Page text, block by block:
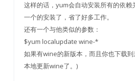
这样的话，yum会自动安装所有的依赖
一个的安装了，省了好多工作。
还有一个与他类似的参数：
$yum localupdate wine-*
如果有wine的新版本，而且你也下载
本地更新wine了。)